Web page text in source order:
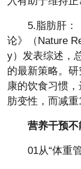
5.脂肪肝：
论》（Nature
y）发表综述，
的最新策略。
康的饮食习惯
肪变性，而减重
营养干预
01从“体重